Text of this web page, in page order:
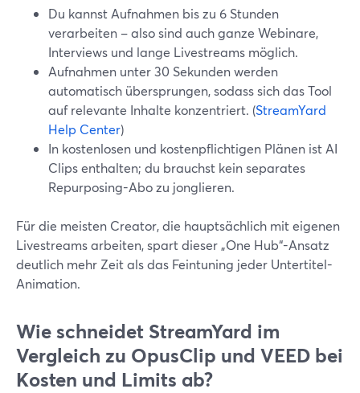
Du kannst Aufnahmen bis zu 6 Stunden
verarbeiten – also sind auch ganze Webinare,
Interviews und lange Livestreams möglich.
Aufnahmen unter 30 Sekunden werden
automatisch übersprungen, sodass sich das Tool
auf relevante Inhalte konzentriert. (StreamYard
Help Center)
In kostenlosen und kostenpflichtigen Plänen ist AI
Clips enthalten; du brauchst kein separates
Repurposing-Abo zu jonglieren.
Für die meisten Creator, die hauptsächlich mit eigenen
Livestreams arbeiten, spart dieser „One Hub“-Ansatz
deutlich mehr Zeit als das Feintuning jeder Untertitel-
Animation.
Wie schneidet StreamYard im
Vergleich zu OpusClip und VEED bei
Kosten und Limits ab?